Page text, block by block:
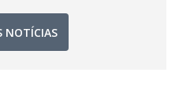
NOTÍCIAS